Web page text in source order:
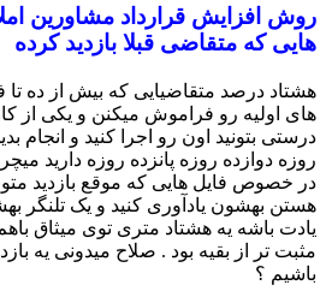
روش افزایش قرارداد مشاورین
هایی که متقاضی قبلا بازدید کرده
هشتاد درصد متقاضیایی که بیش از ده تا
های اولیه رو فراموش میکنن و یکی از
درستی بتونید اون رو اجرا کنید و انجام
روزه دوازده روزه پانزده روزه دارید
در خصوص فایل هایی که موقع بازدید
هستن بهشون یادآوری کنید و یک تلنگر
یادت باشه یه هشتاد متری توی میثاق
مثبت تر از بقیه بود . صلاح میدونی یه
باشیم ؟